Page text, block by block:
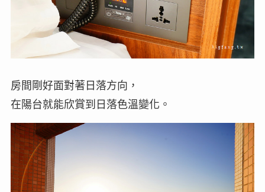
房間剛好面對著日落方向，
在陽台就能欣賞到日落色溫變化。